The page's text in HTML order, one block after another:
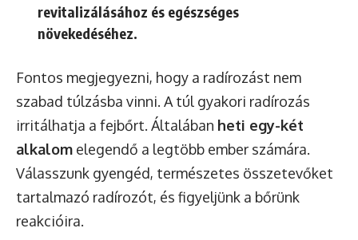
revitalizálásához és egészséges
növekedéséhez.
Fontos megjegyezni, hogy a radírozást nem
szabad túlzásba vinni. A túl gyakori radírozás
irritálhatja a fejbőrt. Általában heti egy-két
alkalom elegendő a legtöbb ember számára.
Válasszunk gyengéd, természetes összetevőket
tartalmazó radírozót, és figyeljünk a bőrünk
reakcióira.